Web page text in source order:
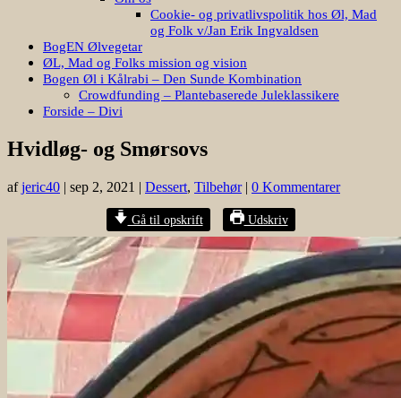
Cookie- og privatlivspolitik hos Øl, Mad
og Folk v/Jan Erik Ingvaldsen
BogEN Ølvegetar
ØL, Mad og Folks mission og vision
Bogen Øl i Kålrabi – Den Sunde Kombination
Crowdfunding – Plantebaserede Juleklassikere
Forside – Divi
Hvidløg- og Smørsovs
afjeric40 | sep 2, 2021 | Dessert, Tilbehør| 0 Kommentarer
Gå til opskrift Udskriv